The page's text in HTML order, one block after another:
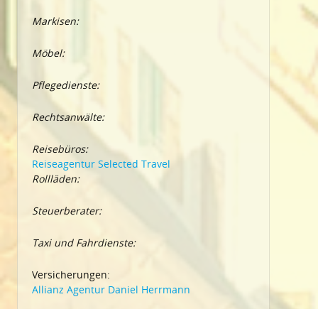
Markisen:
Möbel:
Pflegedienste:
Rechtsanwälte:
Reisebüros:
Reiseagentur Selected Travel
Rollläden:
Steuerberater:
Taxi und Fahrdienste:
Versicherungen:
Allianz Agentur Daniel Herrmann